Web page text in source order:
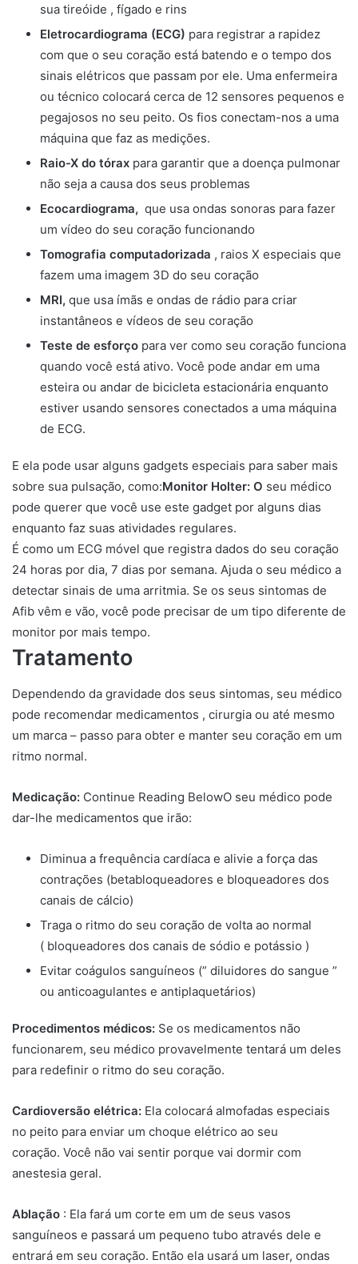
sua tireóide , fígado e rins
Eletrocardiograma (ECG) para registrar a rapidez
com que o seu coração está batendo e o tempo dos
sinais elétricos que passam por ele. Uma enfermeira
ou técnico colocará cerca de 12 sensores pequenos e
pegajosos no seu peito. Os fios conectam-nos a uma
máquina que faz as medições.
Raio-X do tórax para garantir que a doença pulmonar
não seja a causa dos seus problemas
Ecocardiograma, que usa ondas sonoras para fazer
um vídeo do seu coração funcionando
Tomografia computadorizada , raios X especiais que
fazem uma imagem 3D do seu coração
MRI, que usa ímãs e ondas de rádio para criar
instantâneos e vídeos de seu coração
Teste de esforço para ver como seu coração funciona
quando você está ativo. Você pode andar em uma
esteira ou andar de bicicleta estacionária enquanto
estiver usando sensores conectados a uma máquina
de ECG.
E ela pode usar alguns gadgets especiais para saber mais
sobre sua pulsação, como:Monitor Holter: O seu médico
pode querer que você use este gadget por alguns dias
enquanto faz suas atividades regulares.
É como um ECG móvel que registra dados do seu coração
24 horas por dia, 7 dias por semana. Ajuda o seu médico a
detectar sinais de uma arritmia. Se os seus sintomas de
Afib vêm e vão, você pode precisar de um tipo diferente de
monitor por mais tempo.
Tratamento
Dependendo da gravidade dos seus sintomas, seu médico
pode recomendar medicamentos , cirurgia ou até mesmo
um marca – passo para obter e manter seu coração em um
ritmo normal.
Medicação: Continue Reading BelowO seu médico pode
dar-lhe medicamentos que irão:
Diminua a frequência cardíaca e alivie a força das
contrações (betabloqueadores e bloqueadores dos
canais de cálcio)
Traga o ritmo do seu coração de volta ao normal
( bloqueadores dos canais de sódio e potássio )
Evitar coágulos sanguíneos (” diluidores do sangue ”
ou anticoagulantes e antiplaquetários)
Procedimentos médicos: Se os medicamentos não
funcionarem, seu médico provavelmente tentará um deles
para redefinir o ritmo do seu coração.
Cardioversão elétrica: Ela colocará almofadas especiais
no peito para enviar um choque elétrico ao seu
coração. Você não vai sentir porque vai dormir com
anestesia geral.
Ablação : Ela fará um corte em um de seus vasos
sanguíneos e passará um pequeno tubo através dele e
entrará em seu coração. Então ela usará um laser, ondas